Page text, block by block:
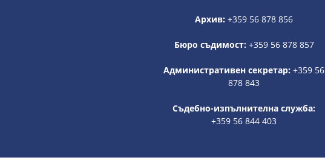
Архив:+359 56 878 856
Бюро съдимост: +359 56 878 857
Административен секретар:+359 56
878 843
Съдебно-изпълнителна служба:
+359 56 844 403